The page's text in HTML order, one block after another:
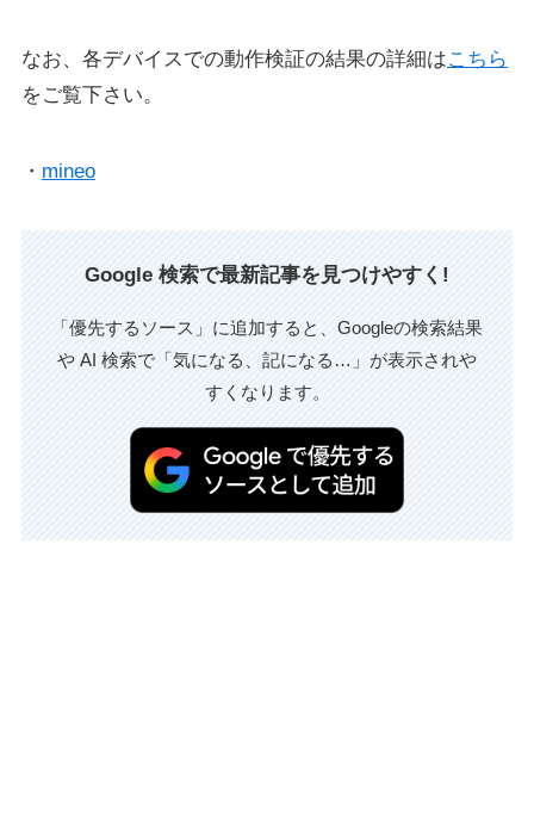
なお、各デバイスでの動作検証の結果の詳細はこちら
をご覧下さい。
・ mineo
Google 検索で最新記事を見つけやすく!
「優先するソース」に追加すると、Googleの検索結果
や AI 検索で「気になる、記になる…」が表示されや
すくなります。